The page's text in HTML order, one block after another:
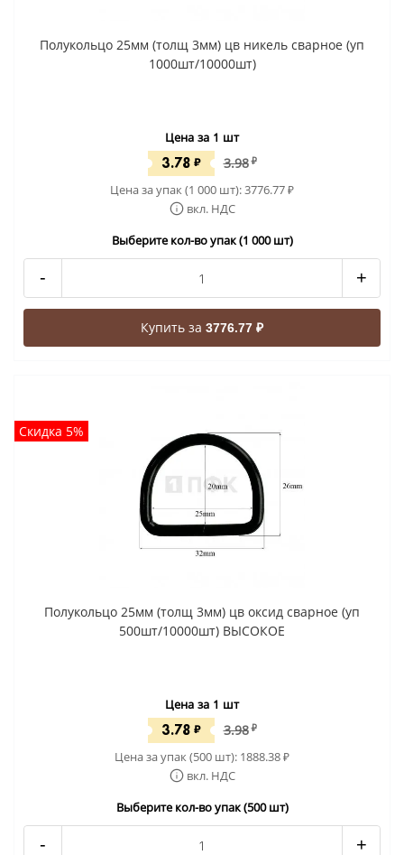
Полукольцо 25мм (толщ 3мм) цв никель сварное (уп
1000шт/10000шт)
Цена за 1 шт
3.78 ₽ 3.98 ₽
Цена за упак (1 000 шт):3776.77₽
вкл. НДС
Выберите кол-во упак (1 000 шт)
- +
Купить за 3776.77 ₽
Скидка 5%
Полукольцо 25мм (толщ 3мм) цв оксид сварное (уп
500шт/10000шт) ВЫСОКОЕ
Цена за 1 шт
3.78 ₽ 3.98 ₽
Цена за упак (500 шт): 1888.38₽
вкл. НДС
Выберите кол-во упак (500 шт)
- +